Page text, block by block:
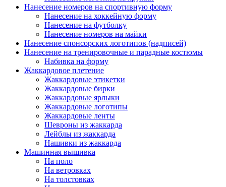
Нанесение номеров на спортивную форму
Нанесение на хоккейную форму
Нанесение на футболку
Нанесение номеров на майки
Нанесение спонсорских логотипов (надписей)
Нанесение на тренировочные и парадные костюмы
Набивка на форму
Жаккардовое плетение
Жаккардовые этикетки
Жаккардовые бирки
Жаккардовые ярлыки
Жаккардовые логотипы
Жаккардовые ленты
Шевроны из жаккарда
Лейблы из жаккарда
Нашивки из жаккарда
Машинная вышивка
На поло
На ветровках
На толстовках